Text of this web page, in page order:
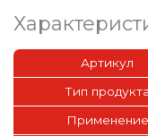
Артикул
Тип продукта
Применение